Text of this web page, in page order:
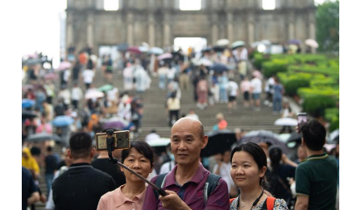
浙江 安徽 福建 江西
山东 河南 湖北 湖南
广东 广西 海南 重庆
四川 贵州 云南 西藏
陕西 甘肃 青海 宁夏
新疆 内蒙古 黑龙江